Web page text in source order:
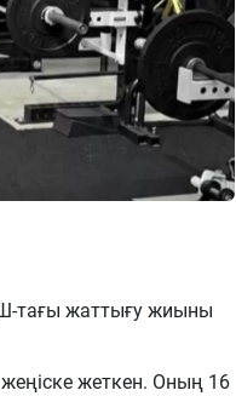
тағы жаттығу жиыны
жеткен. Оның 16